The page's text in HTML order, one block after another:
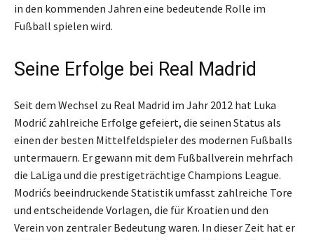
in den kommenden Jahren eine bedeutende Rolle im
Fußball spielen wird.
Seine Erfolge bei Real Madrid
Seit dem Wechsel zu Real Madrid im Jahr 2012 hat Luka
Modrić zahlreiche Erfolge gefeiert, die seinen Status als
einen der besten Mittelfeldspieler des modernen Fußballs
untermauern. Er gewann mit dem Fußballverein mehrfach
die LaLiga und die prestigeträchtige Champions League.
Modrićs beeindruckende Statistik umfasst zahlreiche Tore
und entscheidende Vorlagen, die für Kroatien und den
Verein von zentraler Bedeutung waren. In dieser Zeit hat er